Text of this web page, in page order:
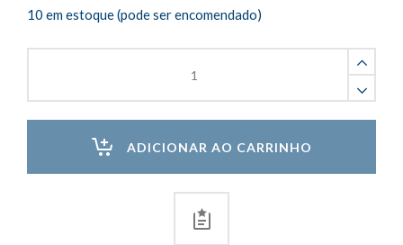
10 em estoque (pode ser encomendado)
ADICIONAR AO CARRINHO